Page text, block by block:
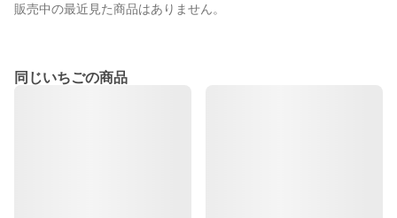
販売中の最近見た商品はありません。
同じいちごの商品